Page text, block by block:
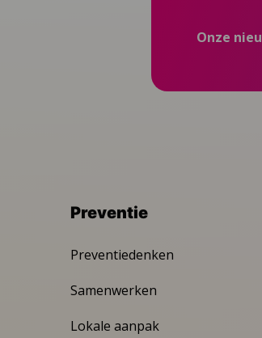
Onze
Preventie
Preventiedenken
Samenwerken
Lokale aanpak